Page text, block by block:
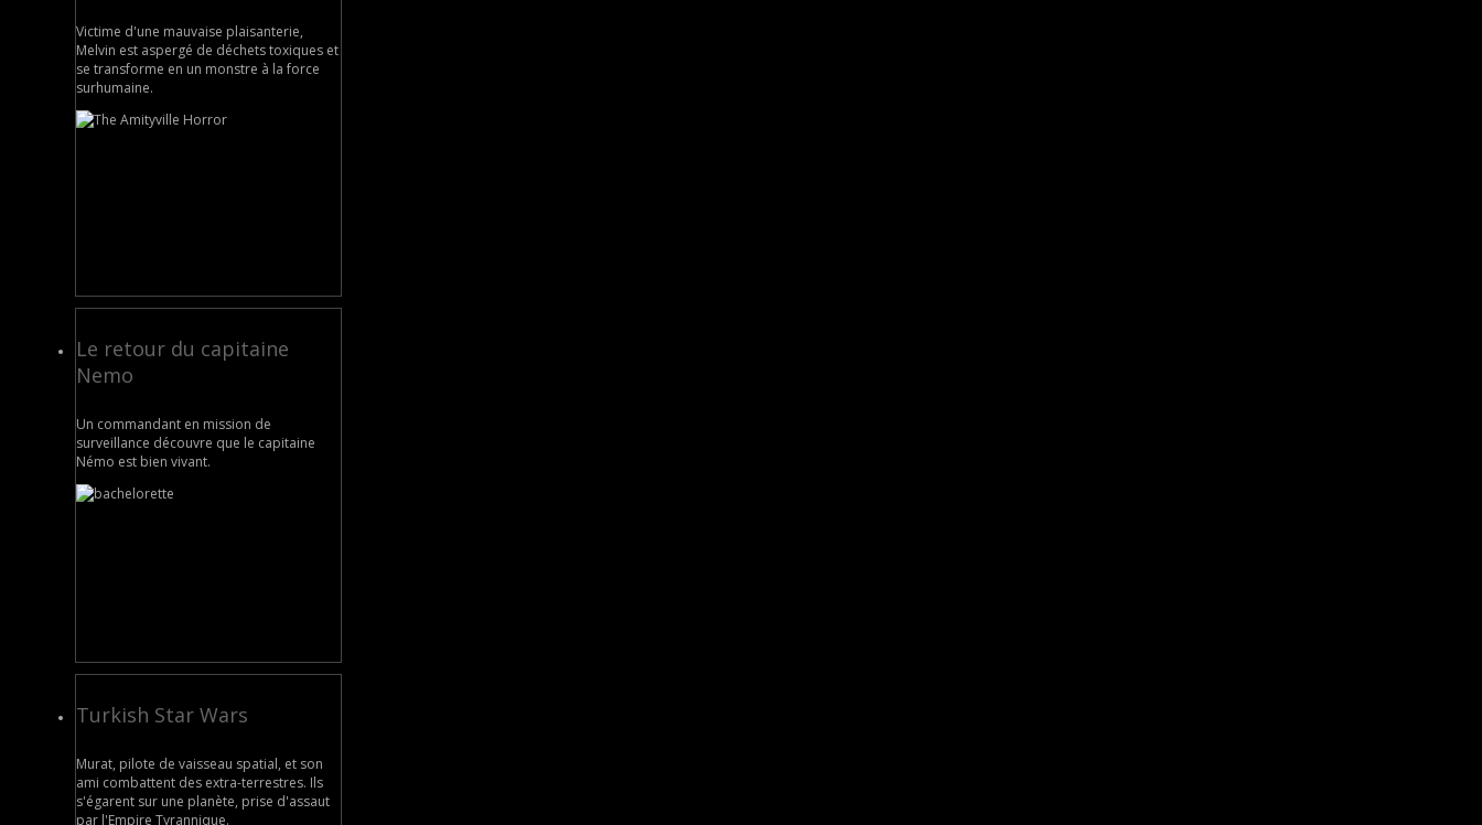
Victime d'une mauvaise plaisanterie,
Melvin est aspergé de déchets toxiques et
se transforme en un monstre à la force
surhumaine.
Le retour du capitaine
Nemo
Un commandant en mission de
surveillance découvre que le capitaine
Némo est bien vivant.
Turkish Star Wars
Murat, pilote de vaisseau spatial, et son
ami combattent des extra-terrestres. Ils
s'égarent sur une planète, prise d'assaut
par l'Empire Tyrannique.